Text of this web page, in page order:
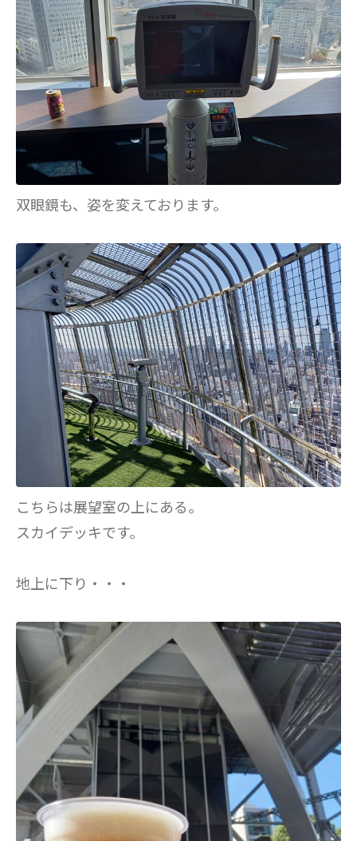
双眼鏡も、姿を変えております。
こちらは展望室の上にある。
スカイデッキです。
地上に下り・・・